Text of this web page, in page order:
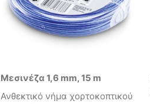
Μεσινέζα 1,6 mm, 15 m
Ανθεκτικό νήμα χορτοκοπτικού